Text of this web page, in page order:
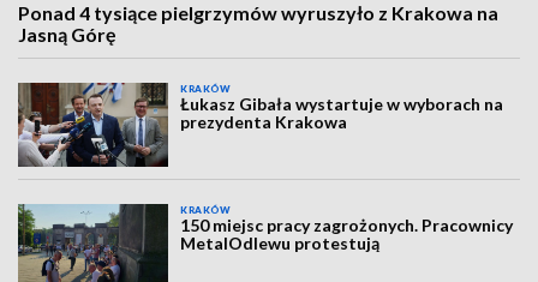
Ponad 4 tysiące pielgrzymów wyruszyło z Krakowa na
Jasną Górę
KRAKÓW
Łukasz Gibała wystartuje w wyborach na
prezydenta Krakowa
KRAKÓW
150 miejsc pracy zagrożonych. Pracownicy
MetalOdlewu protestują